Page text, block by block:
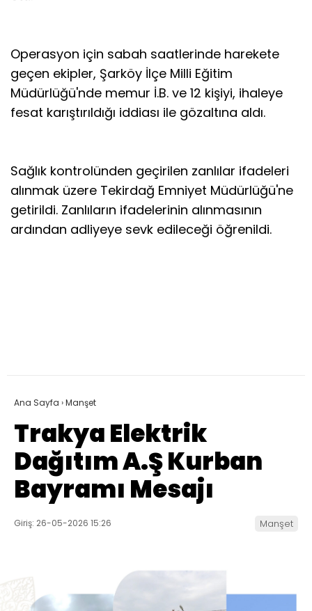
Operasyon için sabah saatlerinde harekete
geçen ekipler, Şarköy İlçe Milli Eğitim
Müdürlüğü'nde memur İ.B. ve 12 kişiyi, ihaleye
fesat karıştırıldığı iddiası ile gözaltına aldı.
Sağlık kontrolünden geçirilen zanlılar ifadeleri
alınmak üzere Tekirdağ Emniyet Müdürlüğü'ne
getirildi. Zanlıların ifadelerinin alınmasının
ardından adliyeye sevk edileceği öğrenildi.
Ana Sayfa ›Manşet
Trakya Elektrik
Dağıtım A.Ş Kurban
Bayramı Mesajı
Giriş: 26-05-2026 15:26 Manşet